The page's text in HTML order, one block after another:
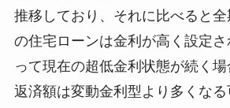
推移しており、それに比べると
の住宅ローンは金利が高く設定さ
って現在の超低金利状態が続く
返済額は変動金利型より多くな